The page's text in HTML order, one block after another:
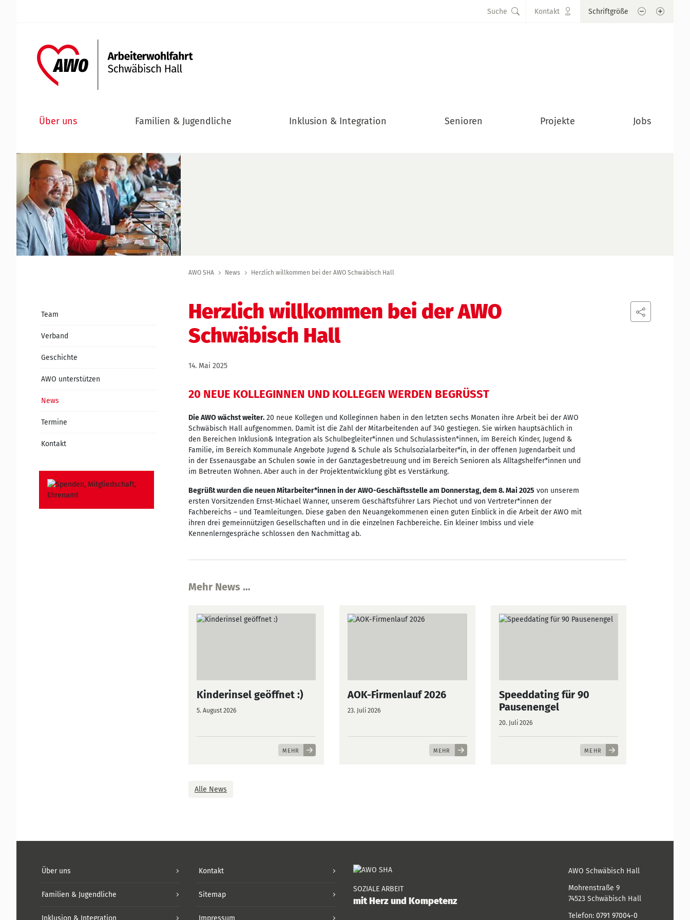
Suche Kontakt Schriftgröße SchriftSchrift
Über uns Familien & Jugendliche Inklusion & Integration Senioren Projekte Jobs
AWO SHA News Herzlich willkommen bei der AWO Schwäbisch Hall
Herzlich willkommen bei der AWO
Schwäbisch Hall
14. Mai 2025
20 NEUE KOLLEGINNEN UND KOLLEGEN WERDEN BEGRÜSST
Die AWO wächst weiter. 20 neue Kollegen und Kolleginnen haben in den letzten sechs Monaten ihre Arbeit bei der AWO
Schwäbisch Hall aufgenommen. Damit ist die Zahl der Mitarbeitenden auf 340 gestiegen. Sie wirken hauptsächlich in
den Bereichen Inklusion& Integration als Schulbegleiter*innen und Schulassisten*innen, im Bereich Kinder, Jugend &
Familie, im Bereich Kommunale Angebote Jugend & Schule als Schulsozialarbeiter*in, in der offenen Jugendarbeit und
in der Essenausgabe an Schulen sowie in der Ganztagesbetreuung und im Bereich Senioren als Alltagshelfer*innen und
im Betreuten Wohnen. Aber auch in der Projektentwicklung gibt es Verstärkung.
Begrüßt wurden die neuen Mitarbeiter*innen in der AWO-Geschäftsstelle am Donnerstag, dem 8. Mai 2025 von unserem
ersten Vorsitzenden Ernst-Michael Wanner, unserem Geschäftsführer Lars Piechot und von Vertreter*innen der
Fachbereichs – und Teamleitungen. Diese gaben den Neuangekommenen einen guten Einblick in die Arbeit der AWO mit
ihren drei gemeinnützigen Gesellschaften und in die einzelnen Fachbereiche. Ein kleiner Imbiss und viele
Kennenlerngespräche schlossen den Nachmittag ab.
Mehr News …
Kinderinsel geöffnet :)
5. August 2026
MEHR
AOK-Firmenlauf 2026
23. Juli 2026
MEHR
Speeddating für 90
Pausenengel
20. Juli 2026
MEHR
Alle News
Team
Verband
Geschichte
AWO unterstützen
News
Termine
Kontakt
Über uns
Familien & Jugendliche
SOZIALE ARBEIT
mit Herz und Kompetenz
AWO Schwäbisch Hall
Mohrenstraße 9
74523 Schwäbisch Hall
Telefon: 0791 97004-0
Kontakt
Sitemap